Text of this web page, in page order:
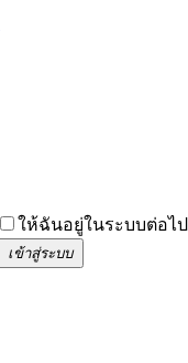
ให้ฉันอยู่ในระบบต่อไป
เข้าสู่ระบบ